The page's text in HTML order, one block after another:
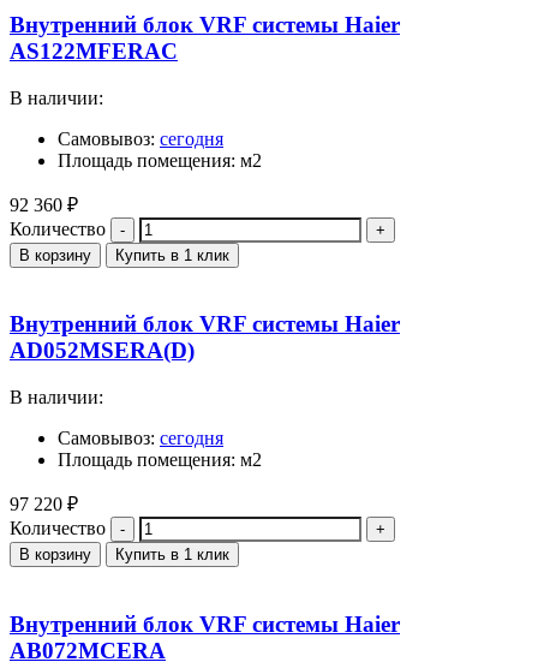
Внутренний блок VRF системы Haier
AS122MFERAC
В наличии:
Самовывоз: сегодня
Площадь помещения: м2
92 360 ₽
Количество
В корзину Купить в 1 клик
Внутренний блок VRF системы Haier
AD052MSERA(D)
В наличии:
Самовывоз: сегодня
Площадь помещения: м2
97 220 ₽
Количество
В корзину Купить в 1 клик
Внутренний блок VRF системы Haier
AB072MCERA